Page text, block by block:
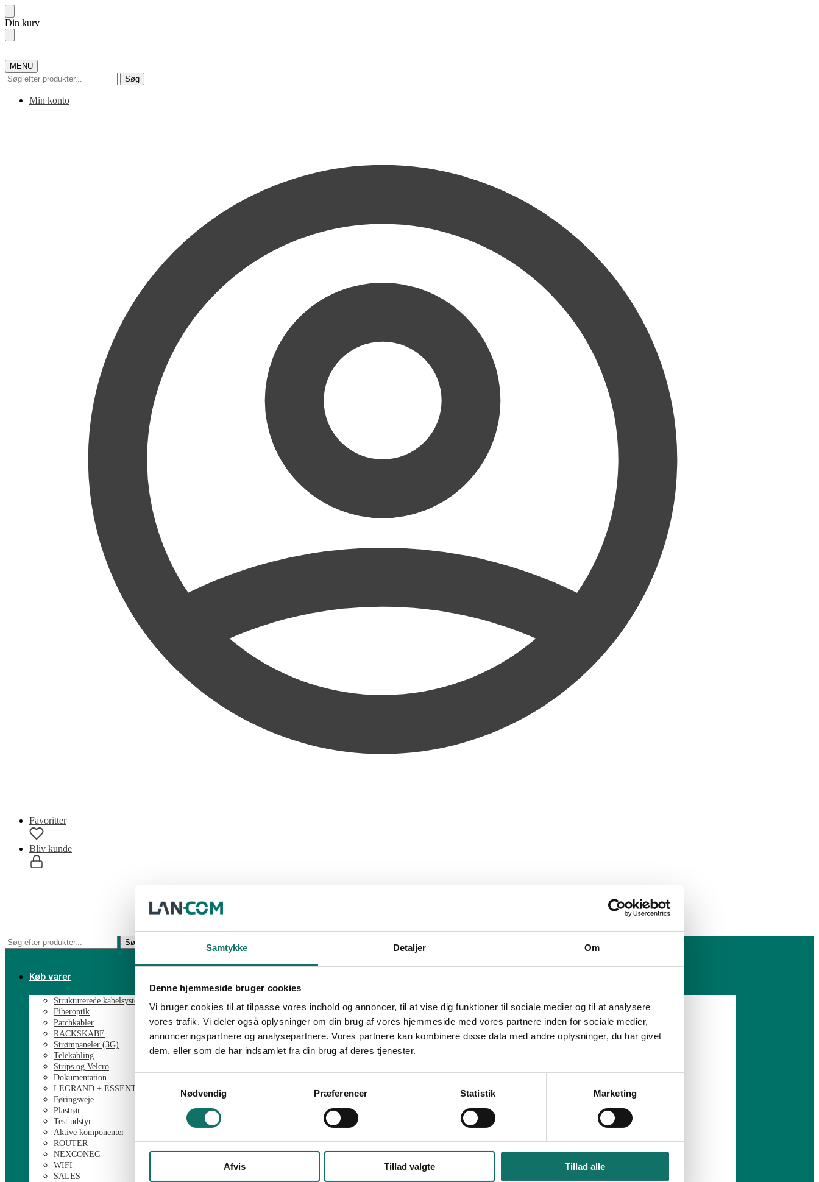
Samtykke Detaljer Om
Denne hjemmeside bruger cookies
Vi bruger cookies til at tilpasse vores indhold og annoncer, til at vise dig funktioner til sociale medier og til at analysere
vores trafik. Vi deler også oplysninger om din brug af vores hjemmeside med vores partnere inden for sociale medier,
annonceringspartnere og analysepartnere. Vores partnere kan kombinere disse data med andre oplysninger, du har givet
dem, eller som de har indsamlet fra din brug af deres tjenester.
Nødvendig
Præferencer Statistik Marketing
Afvis Tillad valgte Tillad alle
Skip
to
navigation
Skip
to
content
Din kurv
MENU
Søg
efter:
Søg
Min konto
Favoritter
Bliv kunde
Søg
efter:
Søg
Køb varer
Strukturerede kabelsystemer
Fiberoptik
Patchkabler
RACKSKABE
Strømpaneler (3G)
Telekabling
Strips og Velcro
Dokumentation
LEGRAND + ESSENTIAL
Føringsveje
Plastrør
Test udstyr
Aktive komponenter
ROUTER
NEXCONEC
WIFI
SALES